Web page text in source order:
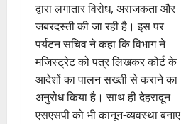
द्वारा लगातार विरोध, अराजकता और
जबरदस्ती की जा रही है। इस पर
पर्यटन सचिव ने कहा कि विभाग ने
मजिस्ट्रेट को पत्र लिखकर कोर्ट के
आदेशों का पालन सख्ती से कराने का
अनुरोध किया है। साथ ही देहरादून
एसएसपी को भी कानून-व्यवस्था बनाए